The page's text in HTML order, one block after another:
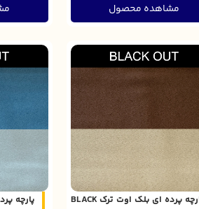
مشاهده محصول
پارچه پرده ای بلک اوت ترک BLACK